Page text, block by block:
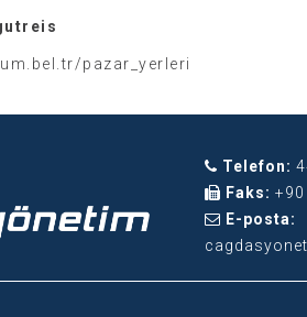
pazar_yerleri
Telefon:
Faks:
E-posta: